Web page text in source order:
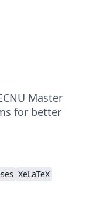
Master
for better
XeLaTeX